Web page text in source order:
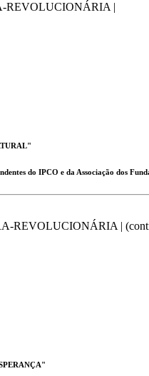
REVOLUCIONÁRIA |
do IPCO e da Associação dos
REVOLUCIONÁRIA |